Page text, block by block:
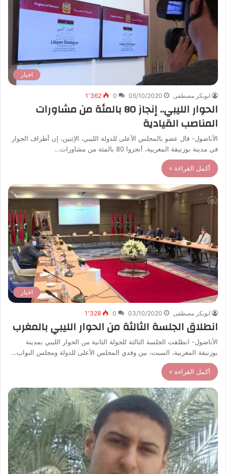
اخبار
ابوبكر مصطفى 05/10/2020
0 1٬362
الحوار الليبي.. إنجاز 80 بالمئة من مشاورات
المناصب القيادية
الأناضول- قال عضو بالمجلس الأعلى للدولة الليبي، الإثنين، إن أطراف الحوار
في مدينة بوزنيقة المغربية، أنجزوا 80 بالمئة من مشاورات…
أكمل القراءة »
اخبار
ابوبكر مصطفى 03/10/2020
0 1٬328
انطلاق الجلسة الثالثة من الحوار الليبي بالمغرب
الأناضول- انطلقت الجلسة الثالثة للجولة الثانية من الحوار الليبي بمدينة
بوزنيقة المغربية، السبت، بين وفدي المجلس الأعلى للدولة ومجلس النواب…
أكمل القراءة »